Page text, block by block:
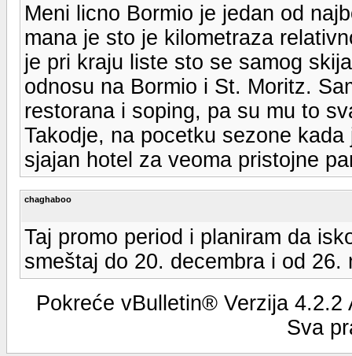
Meni licno Bormio je jedan od
mana je sto je kilometraza
je pri kraju liste sto se samog
odnosu na Bormio i St. Moritz.
restorana i soping, pa su mu to
Takodje, na pocetku sezone
sjajan hotel za veoma pristojne
chaghaboo
Taj promo period i planiram da
smeštaj do 20. decembra i od
Pokreće vBulletin® Verzija
Sva